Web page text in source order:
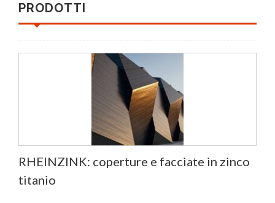
PRODOTTI
RHEINZINK: coperture e facciate in zinco
titanio